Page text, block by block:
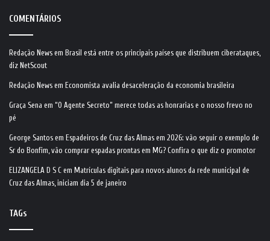
COMENTÁRIOS
Redação News em Brasil está entre os principais países que distribuem ciberataques,
diz NetScout
Redação News em Economista avalia desaceleração da economia brasileira
Graça Sena em “O Agente Secreto” merece todas as honrarias e o nosso frevo no
pé
George Santos em Espadeiros de Cruz das Almas em 2026: vão seguir o exemplo de
Sr do Bonfim, vão comprar espadas prontas em MG? Confira o que diz o promotor
ELIZANGELA D S C em Matrículas digitais para novos alunos da rede municipal de
Cruz das Almas, iniciam dia 5 de janeiro
TAGs